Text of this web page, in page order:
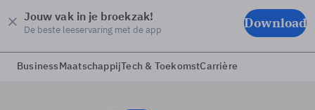
Jouw vak in je broekzak!
De beste leeservaring met de app Download
BusinessMaatschappijTech & ToekomstCarrière